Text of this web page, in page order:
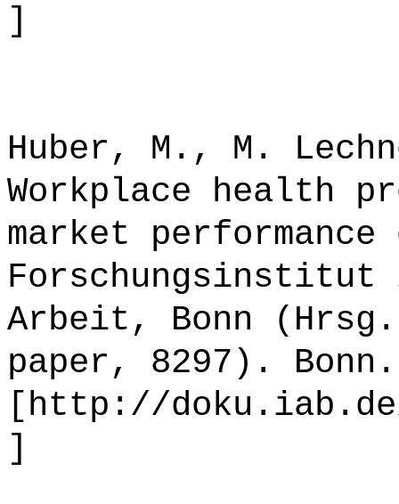
]
Huber, M., M.
Workplace health
market
Forschungsinstitut
Arbeit, Bonn
paper, 8297). Bonn.
[http://
]